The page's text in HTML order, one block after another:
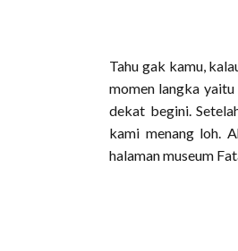
Tahu gak kamu,
momen langka
dekat begini.
kami menang loh.
halaman museum